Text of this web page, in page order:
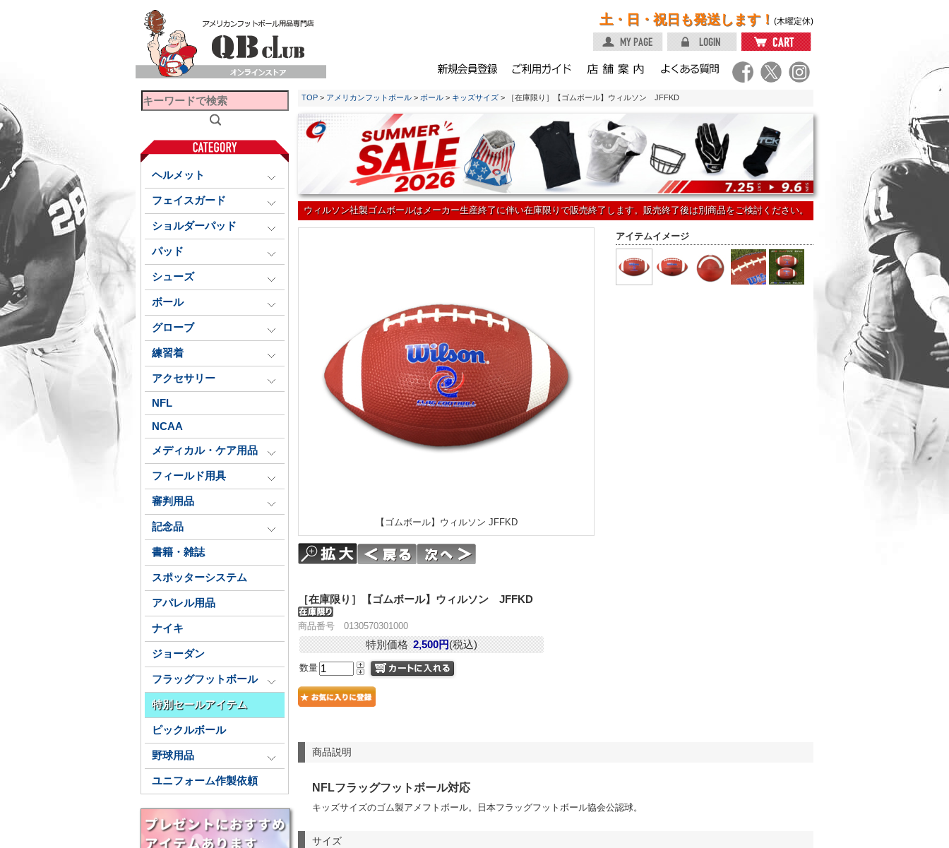
土・日・祝日も発送します！ (木曜定休)
ヘルメット
フェイスガード
ショルダーパッド
パッド
シューズ
ボール
グローブ
練習着
アクセサリー
NFL
NCAA
メディカル・ケア用品
フィールド用具
審判用品
記念品
書籍・雑誌
スポッターシステム
アパレル用品
ナイキ
ジョーダン
フラッグフットボール
特別セールアイテム
ピックルボール
野球用品
ユニフォーム作製依頼
TOP > アメリカンフットボール > ボール > キッズサイズ > ［在庫限り］【ゴムボール】ウィルソン JFFKD
ウィルソン社製ゴムボールはメーカー生産終了に伴い在庫限りで販売終了します。販売終了後は別商品をご検討ください。
アイテムイメージ
【ゴムボール】ウィルソン JFFKD
［在庫限り］【ゴムボール】ウィルソン JFFKD
商品番号 0130570301000
特別価格 2,500円(税込)
数量
商品説明
NFLフラッグフットボール対応
キッズサイズのゴム製アメフトボール。日本フラッグフットボール協会公認球。
サイズ